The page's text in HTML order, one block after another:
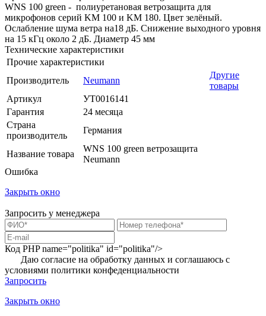
WNS 100 green - полиуретановая ветрозащита для
микрофонов серий KM 100 и KM 180. Цвет зелёный.
Ослабление шума ветра на18 дБ. Снижение выходного уровня
на 15 кГц около 2 дБ. Диаметр 45 мм
Технические характеристики
Прочие характеристики
Производитель
Neumann
Другие
товары
Артикул
УТ0016141
Гарантия
24 месяца
Страна
производитель
Германия
Название товара
WNS 100 green ветрозащита
Neumann
Ошибка
Закрыть окно
Запросить у менеджера
Код PHPname="politika" id="politika"/>
Даю согласие на обработку данных и соглашаюсь с
условиями политики конфеденциальности
Запросить
Закрыть окно